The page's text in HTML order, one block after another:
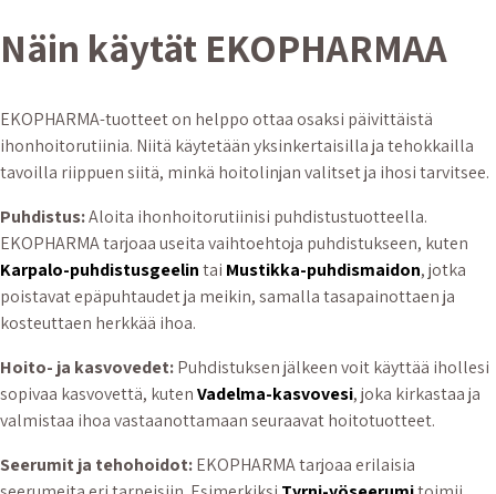
Näin käytät EKOPHARMAA
EKOPHARMA-tuotteet on helppo ottaa osaksi päivittäistä
ihonhoitorutiinia. Niitä käytetään yksinkertaisilla ja tehokkailla
tavoilla riippuen siitä, minkä hoitolinjan valitset ja ihosi tarvitsee.
Puhdistus:Aloita ihonhoitorutiinisi puhdistustuotteella.
EKOPHARMA tarjoaa useita vaihtoehtoja puhdistukseen, kuten
Karpalo-puhdistusgeelintai Mustikka-puhdismaidon, jotka
poistavat epäpuhtaudet ja meikin, samalla tasapainottaen ja
kosteuttaen herkkää ihoa.
Hoito- ja kasvovedet:Puhdistuksen jälkeen voit käyttää ihollesi
sopivaa kasvovettä, kutenVadelma-kasvovesi, joka kirkastaa ja
valmistaa ihoa vastaanottamaan seuraavat hoitotuotteet.
Seerumit ja tehohoidot:EKOPHARMA tarjoaa erilaisia